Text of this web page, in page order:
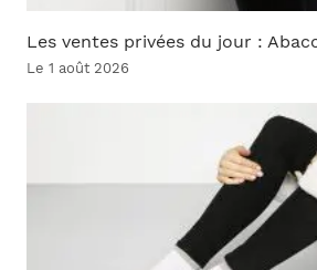
Les ventes privées du jour :
Le 1 août 2026